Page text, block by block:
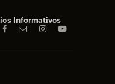
Informativos